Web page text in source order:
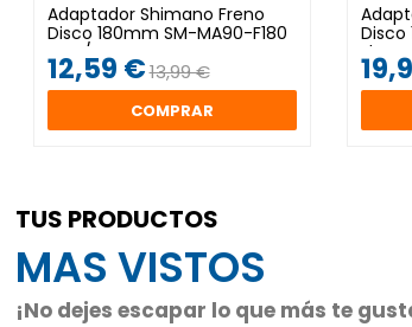
Adaptador Shimano Freno
Disco 180mm SM-MA90-F180
Post/Post
12,59 €13,99 €
COMPRAR
Disco
Flat
TUS PRODUCTOS
MAS VISTOS
¡No dejes escapar lo que más te